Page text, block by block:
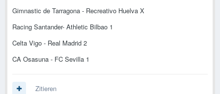
Gimnastic de Tarragona - Recreativo Huelva X
Racing Santander- Athletic Bilbao 1
Celta Vigo - Real Madrid 2
CA Osasuna - FC Sevilla 1
Zitieren